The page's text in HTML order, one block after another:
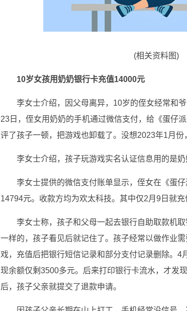
(相关资料图)
10岁女孩用奶奶银行卡充值14000元
李女士介绍，因父母离异，10岁的侄女经常和
23日，侄女用奶奶的手机通过微信支付，给《蛋仔
评了孩子一顿，把游戏也卸载了。没想2023年1月份
李女士介绍，孩子玩游戏实名认证信息用的是奶
李女士提供的微信支付账单显示，侄女在《蛋
14794元。收款方均为欢太科技。其中仅2月9日就充
李女士称，孩子和父母一起去银行自助取款机
一样的，孩子看见后就记住了。孩子经常以做作业
戏，充值后把银行短信记录和部分支付记录删除。4
现余额仅剩3500多元。后来打印银行卡流水，才发
后，孩子父亲就提交了退款申请。